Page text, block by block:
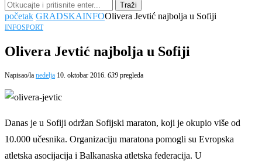
Traži
početak GRADSKAINFOOlivera Jevtić najbolja u Sofiji
INFOSPORT
Olivera Jevtić najbolja u Sofiji
Napisao/la nedelja 10. oktobar 2016. 639 pregleda
Danas je u Sofiji održan Sofijski maraton, koji je okupio više od
10.000 učesnika. Organizaciju maratona pomogli su Evropska
atletska asocijacija i Balkanaska atletska federacija. U